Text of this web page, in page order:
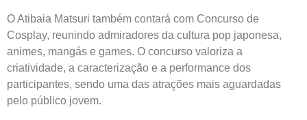
O Atibaia Matsuri também contará com Concurso de
Cosplay, reunindo admiradores da cultura pop japonesa,
animes, mangás e games. O concurso valoriza a
criatividade, a caracterização e a performance dos
participantes, sendo uma das atrações mais aguardadas
pelo público jovem.